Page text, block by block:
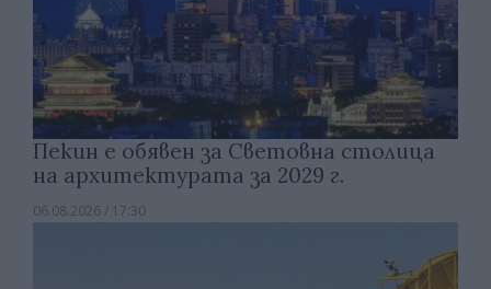
Пекин е обявен за Световна столица
на архитектурата за 2029 г.
06.08.2026 / 17:30